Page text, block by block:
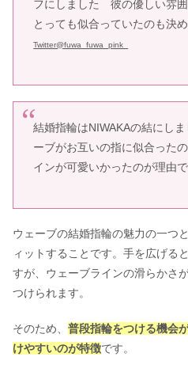
【画像】花
ドはある？
渡しなら肩
人前式の誓
も健やかな
ご祝儀袋の
万円＆住所
フにしました 彼の優しい雰
とっても似合っていたのも決
Twitter@fuwa_fuwa_pink_
結婚指輪はNIWAKAの結にし
ーブがお互いの指に似合った
インが可愛いかったのが理由で
ウェーブの結婚指輪の魅力の一つ
ィットすることです。手を広げる
すが、ウェーブラインの滑らかさ
つけられます。
そのため、 普段指輪をつける機会
けやすいのが特徴です。